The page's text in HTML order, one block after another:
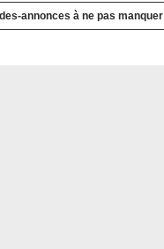
annonces à ne pas manquer